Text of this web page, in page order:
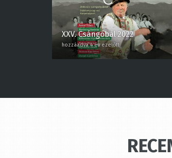
XXV. Csángóbál 2022
hozzáadva 4 év ezelőtt